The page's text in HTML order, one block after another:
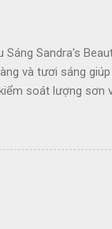
Sandra's
và tươi sáng
soát lượng
hại như DBP
móng không bị
độ bóng như